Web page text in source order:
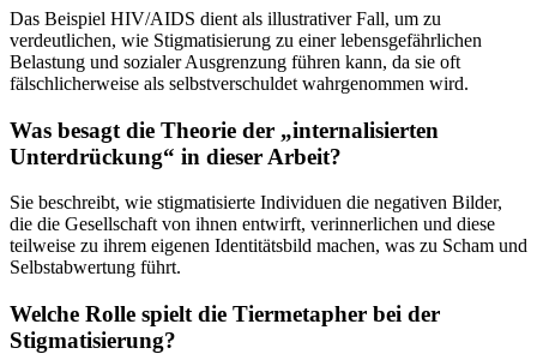
Das Beispiel HIV/AIDS dient als illustrativer Fall, um zu
verdeutlichen, wie Stigmatisierung zu einer lebensgefährlichen
Belastung und sozialer Ausgrenzung führen kann, da sie oft
fälschlicherweise als selbstverschuldet wahrgenommen wird.
Was besagt die Theorie der „internalisierten
Unterdrückung“ in dieser Arbeit?
Sie beschreibt, wie stigmatisierte Individuen die negativen Bilder,
die die Gesellschaft von ihnen entwirft, verinnerlichen und diese
teilweise zu ihrem eigenen Identitätsbild machen, was zu Scham und
Selbstabwertung führt.
Welche Rolle spielt die Tiermetapher bei der
Stigmatisierung?